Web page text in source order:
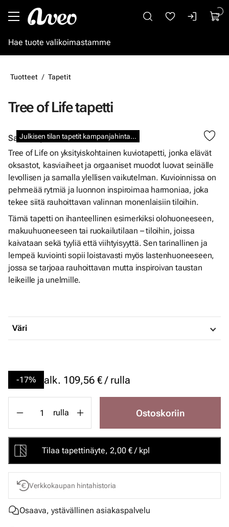
Tuotteet Tapetit
Tree of Life tapetti
Julkisen tilan tapetit kampanjahintaan
Sandberg
Tree of Life on yksityiskohtainen kuviotapetti, jonka elävät
oksastot, kasviaiheet ja orgaaniset muodot luovat seinälle
levollisen ja samalla ylellisen vaikutelman. Kuvioinnissa on
pehmeää rytmiä ja luonnon inspiroimaa harmoniaa, joka
tekee siitä rauhoittavan valinnan monenlaisiin tiloihin.
Tämä tapetti on ihanteellinen esimerkiksi olohuoneeseen,
makuuhuoneeseen tai ruokailutilaan – tiloihin, joissa
kaivataan sekä tyyliä että viihtyisyyttä. Sen tarinallinen ja
lempeä kuviointi sopii loistavasti myös lastenhuoneeseen,
jossa se tarjoaa rauhoittavan mutta inspiroivan taustan
leikeille ja unelmille.
Väri
-17% alk. 109,56 € / rulla
rulla Ostoskoriin
Tilaa tapettinäyte, 2,00 € / kpl
Verkkokaupan hintahistoria
Osaava, ystävällinen asiakaspalvelu